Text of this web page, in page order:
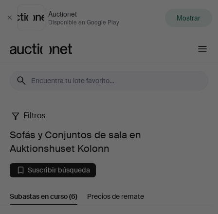
Cerrar
Auctionet
Disponible en Google Play Mostrar
Sofás
Conjuntos
de
Filtros
Sofás y Conjuntos de sala en
Auktionshuset Kolonn
Suscribir búsqueda
Subastas en curso(6) Precios de remate